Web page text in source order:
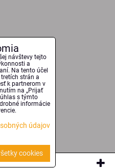
návštevy tejto
a
Na tento účel
strán a
k partnerom v
na „Prijať
s týmto
informácie
údajov
cookies